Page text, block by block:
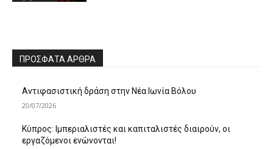
ΠΡΌΣΦΑΤΑ ΆΡΘΡΑ
Αντιφασιστική δράση στην Νέα Ιωνία Βόλου
20/07/2026
Κύπρος: Ιμπεριαλιστές και καπιταλιστές διαιρούν, οι
εργαζόμενοι ενώνονται!